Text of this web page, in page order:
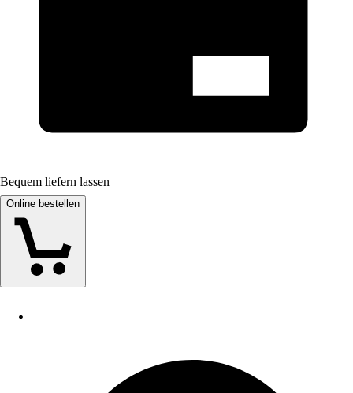
Bequem liefern lassen
Online bestellen